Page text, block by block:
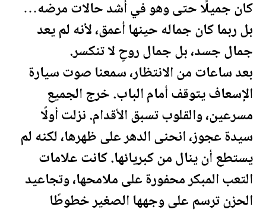
كان جميلًا حتى وهو في أشد حالات مرضه…
بل ربما كان جماله حينها أعمق، لأنه لم يعد
جمال جسد، بل جمال روحٍ لا تنكسر.
بعد ساعات من الانتظار، سمعنا صوت سيارة
الإسعاف يتوقف أمام الباب. خرج الجميع
مسرعين، والقلوب تسبق الأقدام. نزلت أولًا
سيدة عجوز، انحنى الدهر على ظهرها، لكنه لم
يستطع أن ينال من كبريائها. كانت علامات
التعب المبكر محفورة على ملامحها، وتجاعيد
الحزن ترسم على وجهها الصغير خطوطًا